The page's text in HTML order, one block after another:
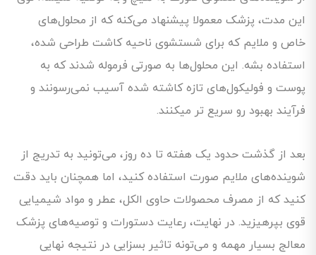
این مدت، پزشک معمولا پیشنهاد می‌کنه که از محلول‌های
خاص و ملایم که برای شستشوی ناحیه کاشت طراحی شده‌،
استفاده بشه. این محلول‌ها به صورتی فرموله شدند که به
پوست و فولیکول‌های تازه کاشته شده آسیب نمی‌رسونند و
فرآیند بهبود رو سریع تر میکنند.
بعد از گذشت حدود یک هفته تا ده روز، می‌تونید به تدریج از
شوینده‌های ملایم صورت استفاده کنید، اما همچنان باید دقت
کنید که از مصرف محصولات حاوی الکل، عطر و مواد شیمیایی
قوی بپرهیزید. در نهایت، رعایت دستورات و توصیه‌های پزشک
معالج بسیار مهمه و می‌تونه تاثیر بسزایی در نتیجه نهایی